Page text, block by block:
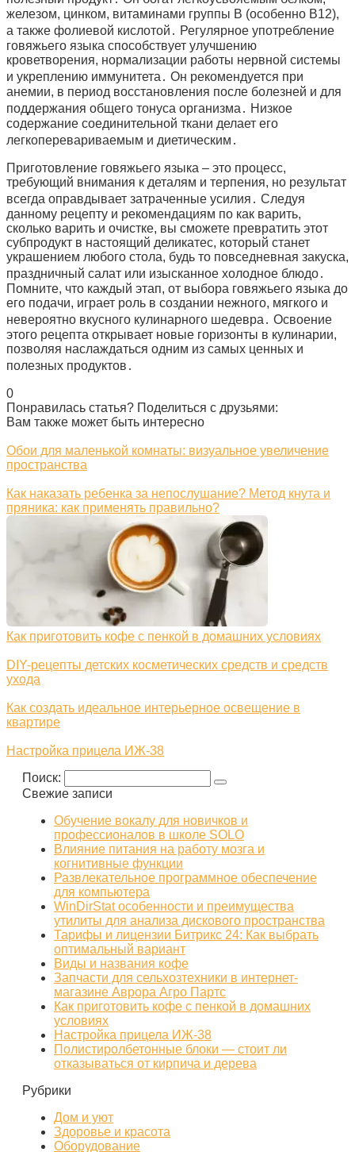
железом, цинком, витаминами группы В (особенно В12),
а также фолиевой кислотой․ Регулярное употребление
говяжьего языка способствует улучшению
кроветворения, нормализации работы нервной системы
и укреплению иммунитета․ Он рекомендуется при
анемии, в период восстановления после болезней и для
поддержания общего тонуса организма․ Низкое
содержание соединительной ткани делает его
легкоперевариваемым и диетическим․
Приготовление говяжьего языка – это процесс,
требующий внимания к деталям и терпения, но результат
всегда оправдывает затраченные усилия․ Следуя
данному рецепту и рекомендациям по как варить,
сколько варить и очистке, вы сможете превратить этот
субпродукт в настоящий деликатес, который станет
украшением любого стола, будь то повседневная закуска,
праздничный салат или изысканное холодное блюдо․
Помните, что каждый этап, от выбора говяжьего языка до
его подачи, играет роль в создании нежного, мягкого и
невероятно вкусного кулинарного шедевра․ Освоение
этого рецепта открывает новые горизонты в кулинарии,
позволяя наслаждаться одним из самых ценных и
полезных продуктов․
0
Понравилась статья? Поделиться с друзьями:
Вам также может быть интересно
Обои для маленькой комнаты: визуальное увеличение
пространства
Как наказать ребенка за непослушание? Метод кнута и
пряника: как применять правильно?
Как приготовить кофе с пенкой в домашних условиях
DIY-рецепты детских косметических средств и средств
ухода
Как создать идеальное интерьерное освещение в
квартире
Настройка прицела ИЖ‑38
Поиск:
Свежие записи
Обучение вокалу для новичков и
профессионалов в школе SOLO
Влияние питания на работу мозга и
когнитивные функции
Развлекательное программное обеспечение
для компьютера
WinDirStat особенности и преимущества
утилиты для анализа дискового пространства
Тарифы и лицензии Битрикс 24: Как выбрать
оптимальный вариант
Виды и названия кофе
Запчасти для сельхозтехники в интернет-
магазине Аврора Агро Партс
Как приготовить кофе с пенкой в домашних
условиях
Настройка прицела ИЖ‑38
Полистиролбетонные блоки — стоит ли
отказываться от кирпича и дерева
Рубрики
Дом и уют
Здоровье и красота
Оборудование